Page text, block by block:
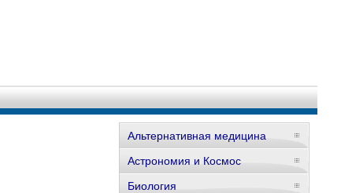
Альтернативная медицина
Астрономия и Космос
Биология